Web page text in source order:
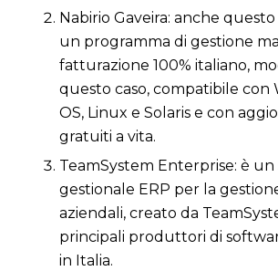
Nabirio Gaveira: anche
un programma di gestione
fatturazione 100% italiano,
questo caso, compatibile con
OS, Linux e Solaris e con
gratuiti a vita.
TeamSystem Enterprise: è
gestionale ERP per la
aziendali, creato da
principali produttori di
in Italia.